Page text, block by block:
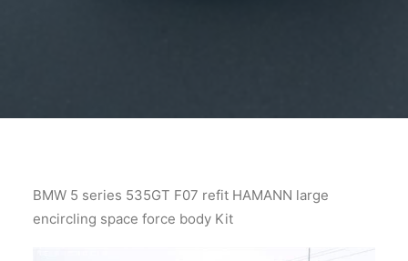
BMW 5 series 535GT F07 refit HAMANN large
encircling space force body Kit